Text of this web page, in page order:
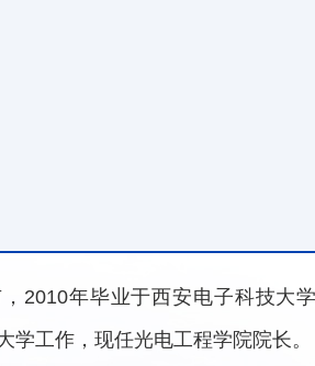
2010年毕业于西安电子科技大
工作，现任光电工程学院院长。